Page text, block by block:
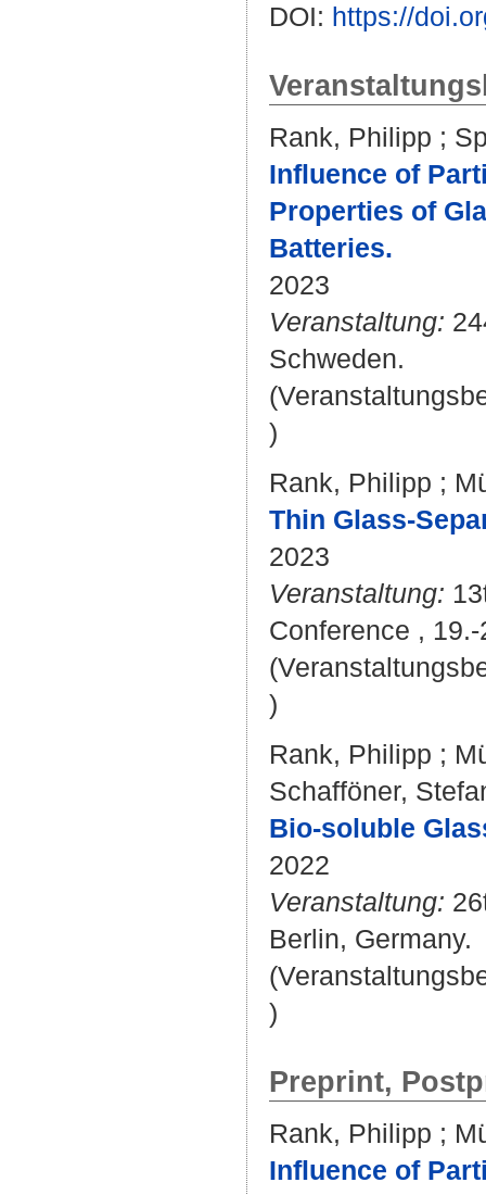
DOI: https://
Rank, Philipp ;
Influence of
Properties of
Batteries.
2023
Veranstaltung:
Schweden.
)
Rank, Philipp ;
Thin Glass-
2023
Veranstaltung:
Conference ,
)
Rank, Philipp ;
Schafföner,
Bio-soluble
2022
Veranstaltung:
Berlin, Germany.
)
Preprint,
Rank, Philipp ;
Influence of